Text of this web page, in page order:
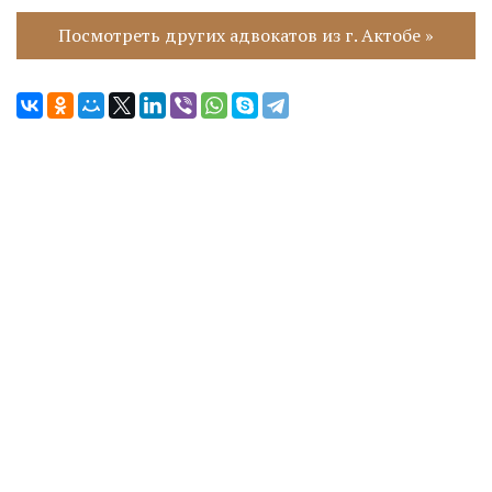
Посмотреть других адвокатов из г. Актобе »